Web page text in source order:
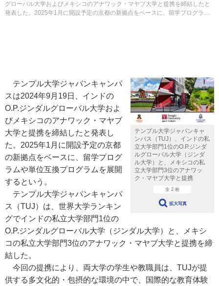
グローバル大学およびメキシコのアナワック・マヤブ大学と提携を締結したと
発表した。2025年1月に開設予定の京都の新拠点をベースに、留学プログラム
テンプル大学ジャパンキャ
ンパス（TUJ）、インドの私
立大学部門1位のO.P.ジンダ
ルグローバル大学（ジンダ
ル大学）と、メキシコの私
立大学部門3位のアナワッ
ク・マヤブ大学と提携
全 2 枚
拡大写真
テンプル大学ジャパンキャンパ
スは2024年9月19日、インドの
O.P.ジンダルグローバル大学およ
びメキシコのアナワック・マヤブ
大学と提携を締結したと発表し
た。2025年1月に開設予定の京都
の新拠点をベースに、留学プログ
ラムや単位互換プログラムを展開
するという。
テンプル大学ジャパンキャンパ
ス（TUJ）は、世界大学ランキン
グでインドの私立大学部門1位の
O.P.ジンダルグローバル大学（ジンダル大学）と、メキシ
コの私立大学部門3位のアナワック・マヤブ大学と提携を締
結した。
今回の提携により、両大学の学生や教職員は、TUJが提
供する多文化的・包摂的な環境の中で、国際的な教育体験